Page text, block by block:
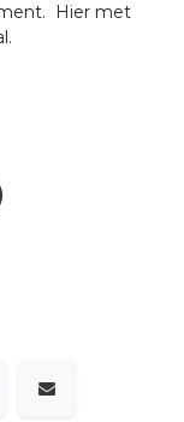
Hier met